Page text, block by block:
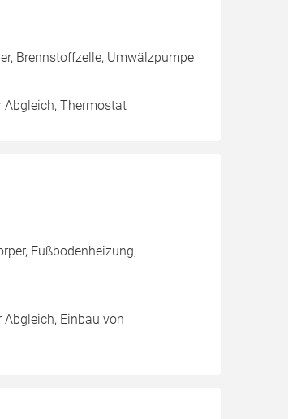
Brennstoffzelle, Umwälzpumpe
Abgleich, Thermostat
Fußbodenheizung,
Einbau von